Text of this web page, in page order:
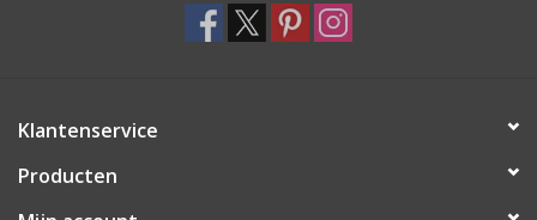
Klantenservice
Producten